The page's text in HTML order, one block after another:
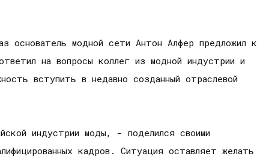
основатель модной сети Антон Алфер предложил к
на вопросы коллег из модной индустрии и
вступить в недавно созданный отраслевой
индустрии моды, - поделился своими
кадров. Ситуация оставляет желать